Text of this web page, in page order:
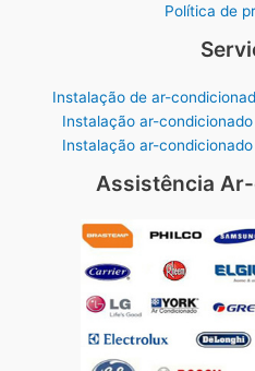
Política de
Instalação de ar-
Instalação ar-
Instalação ar-
Assistência